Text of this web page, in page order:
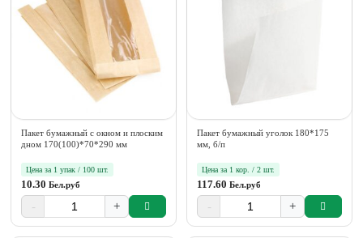
Пакет бумажный с окном и плоским
дном 170(100)*70*290 мм
Цена за 1 упак / 100 шт.
10.30 Бел.руб
- +
Пакет бумажный уголок 180*175
мм, б/п
Цена за 1 кор. / 2 шт.
117.60 Бел.руб
- +